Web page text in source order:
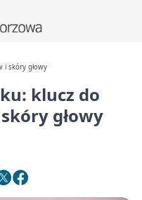
i skóry głowy
klucz do
głowy